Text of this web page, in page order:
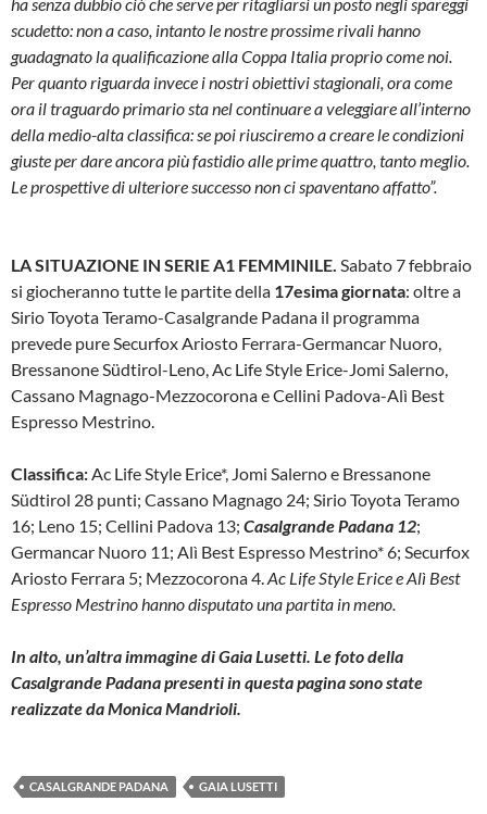
ha senza dubbio ciò che serve per ritagliarsi un posto negli spareggi
scudetto: non a caso, intanto le nostre prossime rivali hanno
guadagnato la qualificazione alla Coppa Italia proprio come noi.
Per quanto riguarda invece i nostri obiettivi stagionali, ora come
ora il traguardo primario sta nel continuare a veleggiare all’interno
della medio-alta classifica: se poi riusciremo a creare le condizioni
giuste per dare ancora più fastidio alle prime quattro, tanto meglio.
Le prospettive di ulteriore successo non ci spaventano affatto”.
LA SITUAZIONE IN SERIE A1 FEMMINILE. Sabato 7 febbraio
si giocheranno tutte le partite della 17esima giornata: oltre a
Sirio Toyota Teramo-Casalgrande Padana il programma
prevede pure Securfox Ariosto Ferrara-Germancar Nuoro,
Bressanone Südtirol-Leno, Ac Life Style Erice-Jomi Salerno,
Cassano Magnago-Mezzocorona e Cellini Padova-Alì Best
Espresso Mestrino.
Classifica:Ac Life Style Erice*, Jomi Salerno e Bressanone
Südtirol 28 punti; Cassano Magnago 24; Sirio Toyota Teramo
16; Leno 15; Cellini Padova 13; Casalgrande Padana 12;
Germancar Nuoro 11; Alì Best Espresso Mestrino* 6; Securfox
Ariosto Ferrara 5; Mezzocorona 4.Ac Life Style Erice e Alì Best
Espresso Mestrino hanno disputato una partita in meno.
In alto, un’altra immagine di Gaia Lusetti. Le foto della
Casalgrande Padana presenti in questa pagina sono state
realizzate da Monica Mandrioli.
CASALGRANDE PADANA GAIA LUSETTI